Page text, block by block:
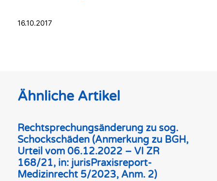
16.10.2017
Ähnliche Artikel
Rechtsprechungsänderung zu sog.
Schockschäden (Anmerkung zu BGH,
Urteil vom 06.12.2022 – VI ZR
168/21, in: jurisPraxisreport-
Medizinrecht 5/2023, Anm. 2)